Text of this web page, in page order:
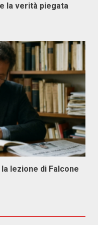
la verità piegata
lezione di Falcone